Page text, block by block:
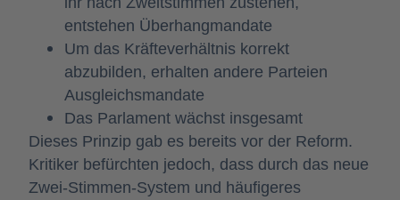
entstehen Überhangmandate
Um das Kräfteverhältnis korrekt
abzubilden, erhalten andere Parteien
Ausgleichsmandate
Das Parlament wächst insgesamt
Dieses Prinzip gab es bereits vor der Reform.
Kritiker befürchten jedoch, dass durch das neue
Zwei-Stimmen-System und häufigeres